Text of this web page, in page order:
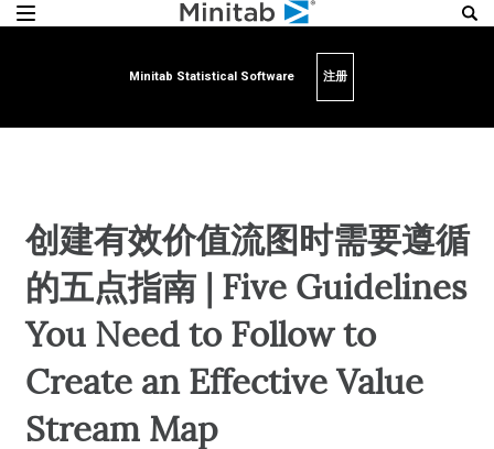
Minitab Statistical Software 注册
创建有效价值流图时需要遵循
的五点指南 | Five Guidelines
You Need to Follow to
Create an Effective Value
Stream Map